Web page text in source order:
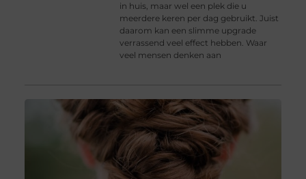
in huis, maar wel een plek die u
meerdere keren per dag gebruikt. Juist
daarom kan een slimme upgrade
verrassend veel effect hebben. Waar
veel mensen denken aan